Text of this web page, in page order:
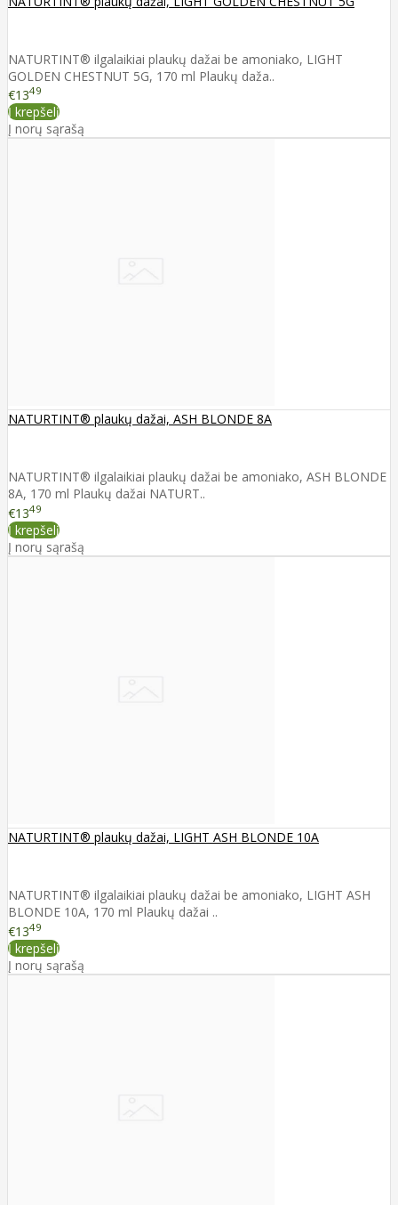
NATURTINT® ilgalaikiai plaukų dažai be amoniako, LIGHT
GOLDEN CHESTNUT 5G, 170 ml Plaukų daža..
€1349
Į krepšelį
Į norų sąrašą
NATURTINT® plaukų dažai, ASH BLONDE 8A
NATURTINT® ilgalaikiai plaukų dažai be amoniako, ASH BLONDE
8A, 170 ml Plaukų dažai NATURT..
€1349
Į krepšelį
Į norų sąrašą
NATURTINT® plaukų dažai, LIGHT ASH BLONDE 10A
NATURTINT® ilgalaikiai plaukų dažai be amoniako, LIGHT ASH
BLONDE 10A, 170 ml Plaukų dažai ..
€1349
Į krepšelį
Į norų sąrašą